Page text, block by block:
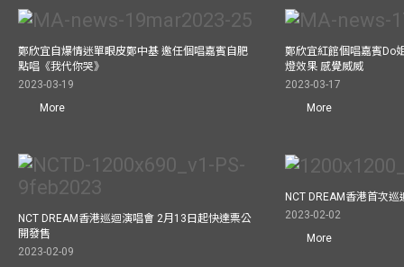
鄭欣宜自爆情迷單眼皮鄭中基 邀任個唱嘉賓自肥
點唱《我代你哭》
2023-03-19
More
鄭欣宜紅館個唱嘉賓Do
燈效果 感覺威威
2023-03-17
More
NCT DREAM香港巡迴演唱會 2月13日起快達票公
開發售
2023-02-09
NCT DREAM香港首次
2023-02-02
More